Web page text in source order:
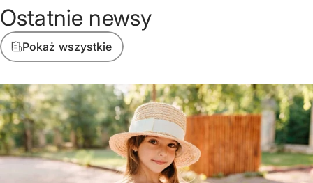
Ostatnie newsy
Pokaż wszystkie